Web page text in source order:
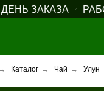
ЗАКАЗА
→ Каталог → Чай → Улун